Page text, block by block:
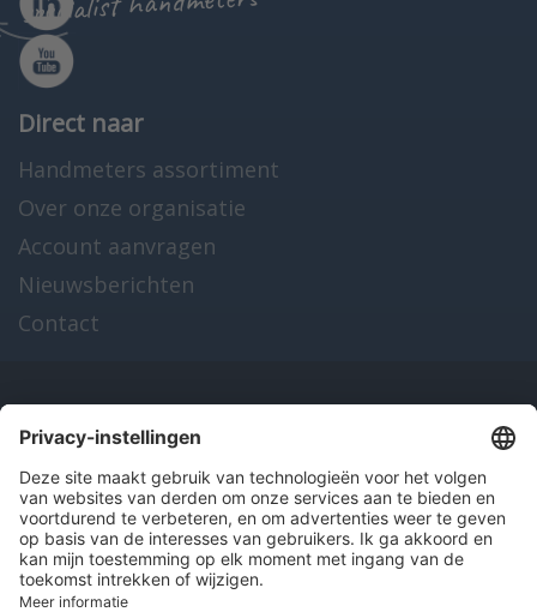
Direct naar
Handmeters assortiment
Over onze organisatie
Account aanvragen
Nieuwsberichten
Contact
Onze producten
en diensten
Over Hitma
Algemene voorwaarden Disclaimer
Colofon